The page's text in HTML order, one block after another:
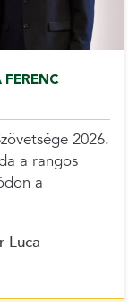
2026.
a rangos
a
Luca